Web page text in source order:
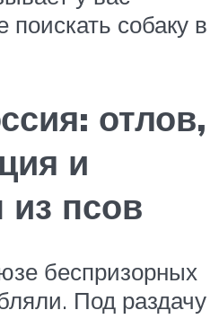
собаку в
отлов,
и
из псов
беспризорных
Под раздачу